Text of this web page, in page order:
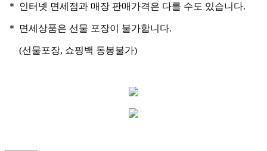
＊ 인터넷 면세점과 매장 판매가격은 다를 수도 있습니다.
＊ 면세상품은 선물 포장이 불가합니다.
(선물포장, 쇼핑백 동봉불가)